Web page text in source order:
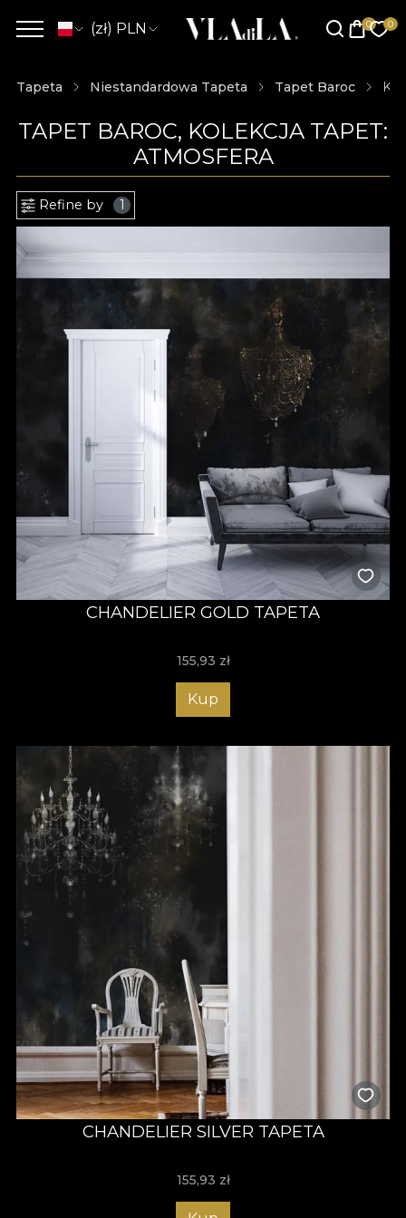
(zł) PLN
Tapeta Niestandardowa Tapeta Tapet Baroc
TAPET BAROC, KOLEKCJA TAPET:
ATMOSFERA
Refine by 1
CHANDELIER GOLD TAPETA
155,93 zł
Kup
CHANDELIER SILVER TAPETA
155,93 zł